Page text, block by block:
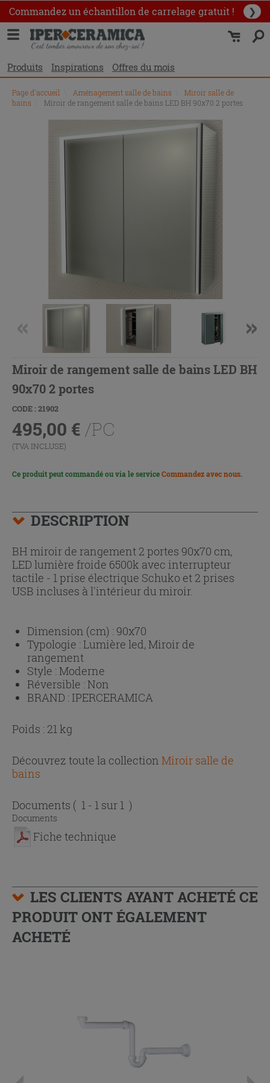
Commandez un échantillon de carrelage gratuit ! ❯
Produits Inspirations Offres du mois
Page d'accueil Aménagement salle de bains
Miroir salle de
bains
Miroir de rangement salle de bains LED BH 90x70 2 portes
Miroir de rangement salle de bains LED BH
90x70 2 portes
CODE : 21902
495,00 € /PC
(TVA INCLUSE)
Ce produit peut commandé ou via le serviceCommandez avec nous.
DESCRIPTION
BH miroir de rangement 2 portes 90x70 cm,
LED lumière froide 6500k avec interrupteur
tactile - 1 prise électrique Schuko et 2 prises
USB incluses à l'intérieur du miroir.
Dimension (cm) : 90x70
Typologie :Lumière led, Miroir de
rangement
Style :Moderne
Réversible :Non
BRAND : IPERCERAMICA
Poids : 21 kg
Découvrez toute la collection Miroir salle de
bains
Documents ( 1 - 1 sur 1 )
Documents
Fiche technique
LES CLIENTS AYANT ACHETÉ CE
PRODUIT ONT ÉGALEMENT
ACHETÉ